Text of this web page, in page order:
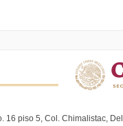
16 piso 5, Col. Chimalistac,